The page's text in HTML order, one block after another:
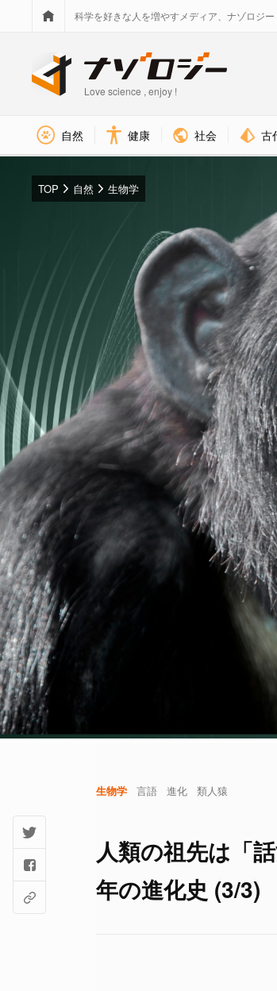
科学を好きな人を増やすメディア、ナゾロジ
Love science , enjoy !
自然 健康 社会 古
TOP 自然 生物学
生物学 言語 進化 類人猿
人類の祖先は「
年の進化史 (3/3)